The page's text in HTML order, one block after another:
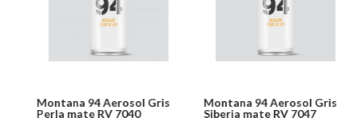
Montana 94 Aerosol Gris
Perla mate RV 7040
Montana 94 Aerosol Gris
Siberia mate RV 7047